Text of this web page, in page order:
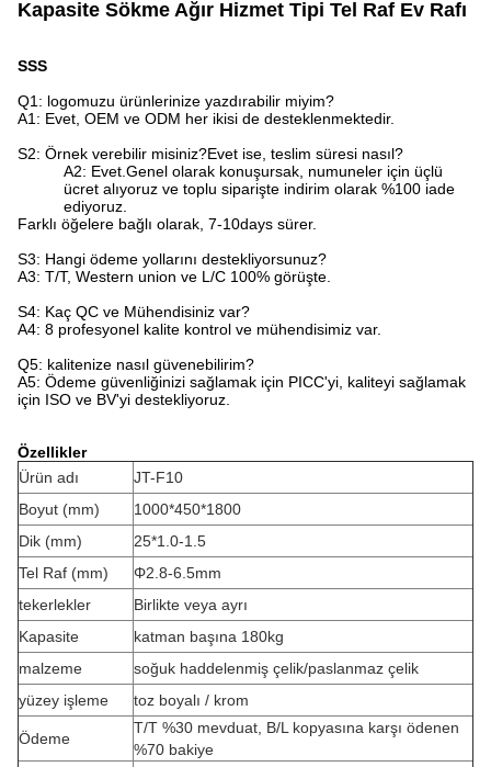
Kapasite Sökme Ağır Hizmet Tipi Tel Raf Ev Rafı
SSS
Q1: logomuzu ürünlerinize yazdırabilir miyim?
A1: Evet, OEM ve ODM her ikisi de desteklenmektedir.
S2: Örnek verebilir misiniz?Evet ise, teslim süresi nasıl?
A2: Evet.Genel olarak konuşursak, numuneler için üçlü
ücret alıyoruz ve toplu siparişte indirim olarak %100 iade
ediyoruz.
Farklı öğelere bağlı olarak, 7-10days sürer.
S3: Hangi ödeme yollarını destekliyorsunuz?
A3: T/T, Western union ve L/C 100% görüşte.
S4: Kaç QC ve Mühendisiniz var?
A4: 8 profesyonel kalite kontrol ve mühendisimiz var.
Q5: kalitenize nasıl güvenebilirim?
A5: Ödeme güvenliğinizi sağlamak için PICC'yi, kaliteyi sağlamak
için ISO ve BV'yi destekliyoruz.
Özellikler
Ürün adı
JT-F10
Boyut (mm)
1000*450*1800
Dik (mm)
25*1.0-1.5
Tel Raf (mm)
Φ2.8-6.5mm
tekerlekler
Birlikte veya ayrı
Kapasite
katman başına 180kg
malzeme
soğuk haddelenmiş çelik/paslanmaz çelik
yüzey işleme
toz boyalı / krom
Ödeme
T/T %30 mevduat, B/L kopyasına karşı ödenen
%70 bakiye